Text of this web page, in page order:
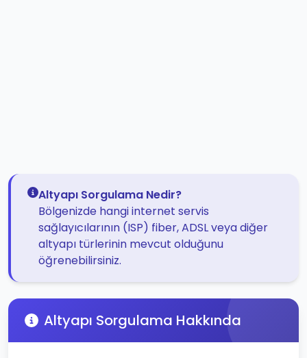
Altyapı Sorgulama Nedir?
Bölgenizde hangi internet servis
sağlayıcılarının (ISP) fiber, ADSL veya diğer
altyapı türlerinin mevcut olduğunu
öğrenebilirsiniz.
Altyapı Sorgulama Hakkında